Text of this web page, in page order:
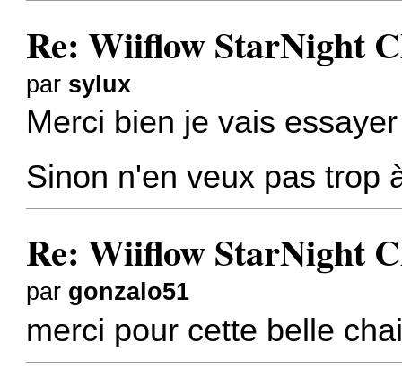
Re: Wiiflow StarNight
par sylux
Merci bien je vais
Sinon n'en veux pas trop
Re: Wiiflow StarNight
par gonzalo51
merci pour cette belle